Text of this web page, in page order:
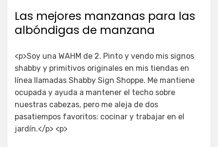
Las mejores manzanas para las
albóndigas de manzana
<p>Soy una WAHM de 2. Pinto y vendo mis signos
shabby y primitivos originales en mis tiendas en
línea llamadas Shabby Sign Shoppe. Me mantiene
ocupada y ayuda a mantener el techo sobre
nuestras cabezas, pero me aleja de dos
pasatiempos favoritos: cocinar y trabajar en el
jardín.</p> <p>